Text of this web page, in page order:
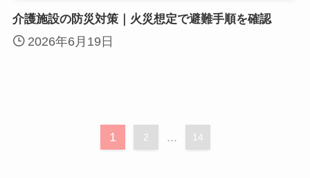
介護施設の防災対策｜火災想定で避難手順を確認
2026年6月19日
1 2 ... 14